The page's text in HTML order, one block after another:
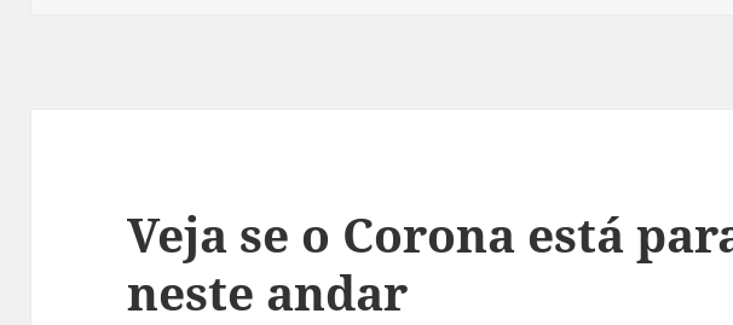
Veja se o Corona está
neste andar